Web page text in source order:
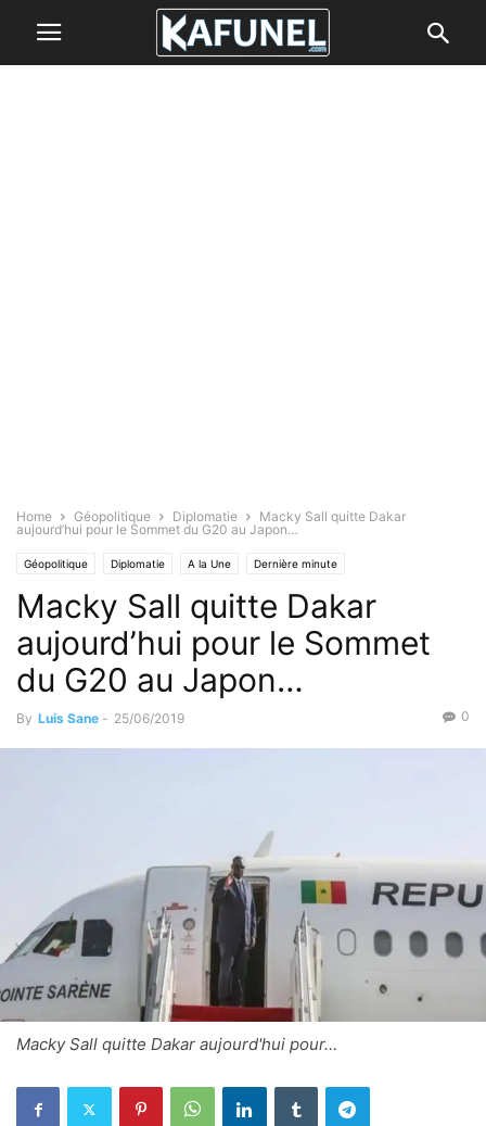
Home Géopolitique Diplomatie
Macky Sall quitte Dakar
aujourd’hui pour le Sommet du G20 au Japon…
Géopolitique Diplomatie A la Une Dernière minute
Macky Sall quitte Dakar
aujourd’hui pour le Sommet
du G20 au Japon…
By Luis Sane - 25/06/2019 0
Macky Sall quitte Dakar aujourd'hui pour…